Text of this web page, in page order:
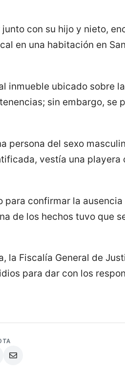
con su hijo y nieto,
en una habitación en
inmueble ubicado sobre
sin embargo, se
persona del sexo
vestía una playera
confirmar la
de los hechos tuvo que
la Fiscalía General de
para dar con los